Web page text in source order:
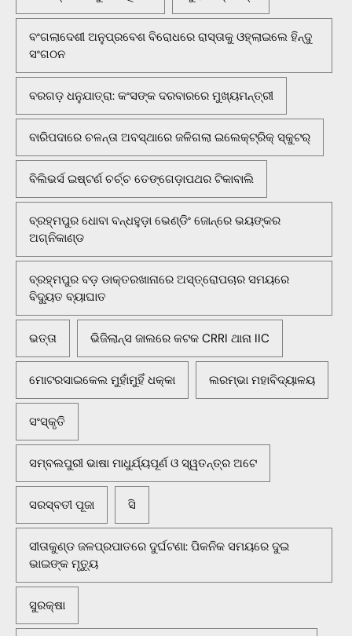
ବଂଗଲାଦେଶୀ ଅନୁପ୍ରବେଶ ବିରୋଧରେ ରାସ୍ତାକୁ ଓହ୍ଲାଇଲେ ହିନ୍ଦୁ
ସଂଗଠନ
ବରଗଡ଼ ଧନୁଯାତ୍ରା: କଂସଙ୍କ ଦରବାରରେ ମୁଖ୍ୟମନ୍ତ୍ରୀ
ବାରିପଦାରେ ଚଳନ୍ତା ଅବସ୍ଥାରେ ଜଳିଗଲା ଇଲେକ୍ଟ୍ରିକ୍ ସ୍କୁଟର୍
ବିଲିଭର୍ସ ଇଷ୍ଟର୍ଣ ଚର୍ଚ୍ଚ ତେଙ୍ଗେଡ଼ାପଥର ଟିକାବାଲି
ବ୍ରହ୍ମପୁର ଧୋବା ବନ୍ଧହୁଡ଼ା ଭେଣ୍ଡିଂ ଜୋନ୍‌ରେ ଭୟଙ୍କର
ଅଗ୍ନିକାଣ୍ଡ
ବ୍ରହ୍ମପୁର ବଡ଼ ଡାକ୍ତରଖାନାରେ ଅସ୍ତ୍ରୋପଚାର ସମୟରେ
ବିଦ୍ୟୁତ ବ୍ୟାଘାତ
ଭତ୍ତା ଭିଜିଲାନ୍ସ ଜାଲରେ କଟକ CRRI ଥାନା IIC
ମୋଟରସାଇକେଲ ମୁହାଁମୁହିଁ ଧକ୍କା ଲରମ୍ଭା ମହାବିଦ୍ୟାଳୟ
ସଂସ୍କୃତି
ସମ୍ବଲପୁରୀ ଭାଷା ମାଧୁର୍ଯ୍ୟପୂର୍ଣ ଓ ସ୍ୱତନ୍ତ୍ର ଅଟେ
ସରସ୍ବତୀ ପୂଜା ସି
ସୀତାକୁଣ୍ଡ ଜଳପ୍ରପାତରେ ଦୁର୍ଘଟଣା: ପିକନିକ ସମୟରେ ଦୁଇ
ଭାଇଙ୍କ ମୃତ୍ୟୁ
ସୁରକ୍ଷା